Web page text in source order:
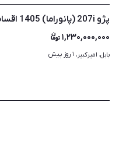
پژو 207i (پانوراما) 1405 اقساط 3 ساله
۱,۲۳۰,۰۰۰,۰۰۰
بابل، امیرکبیر، ۱ روز پیش